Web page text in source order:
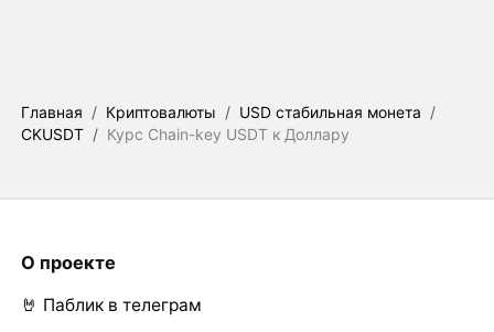
Главная / Криптовалюты / USD стабильная монета /
CKUSDT / Курс Chain-key USDT к Доллару
О проекте
🤘 Паблик в телеграм